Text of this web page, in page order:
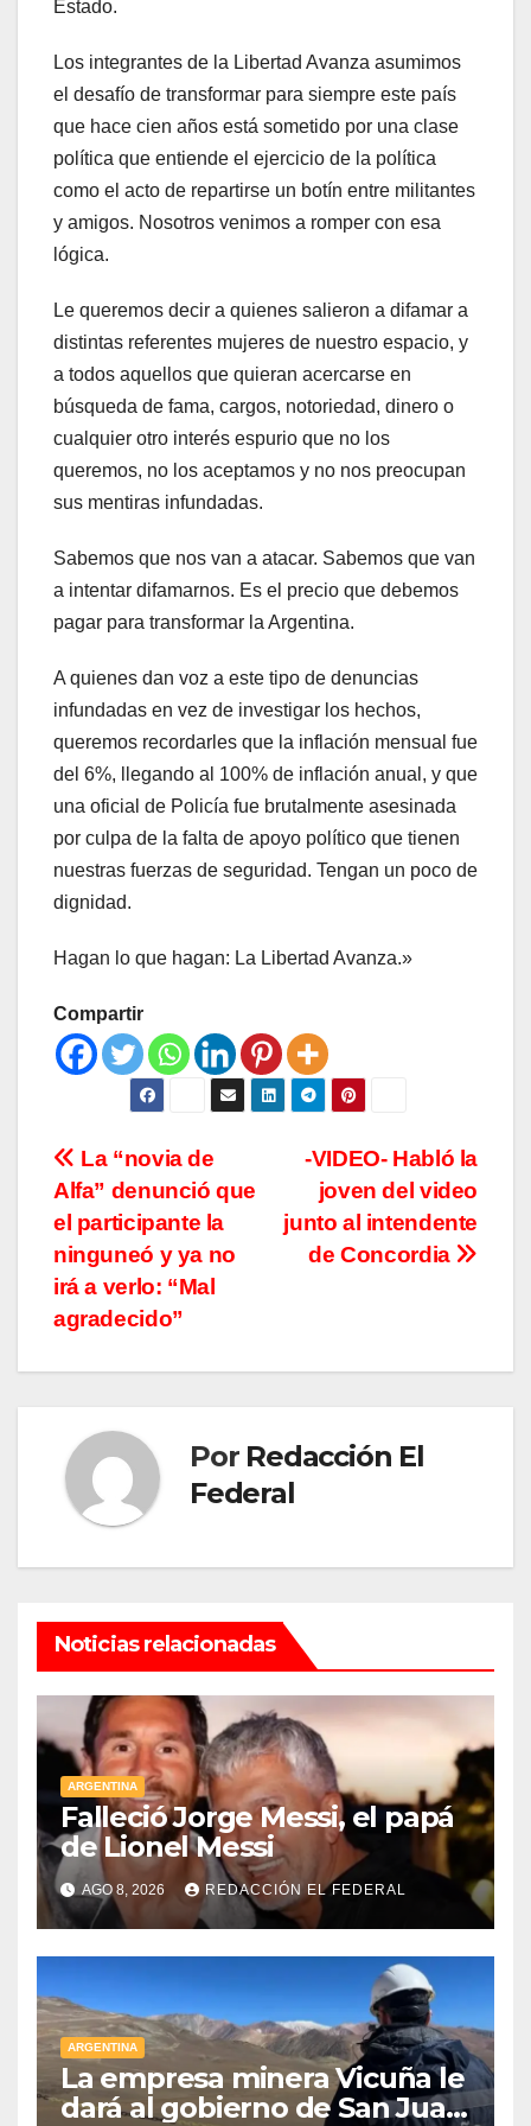
Estado.
Los integrantes de la Libertad Avanza asumimos
el desafío de transformar para siempre este país
que hace cien años está sometido por una clase
política que entiende el ejercicio de la política
como el acto de repartirse un botín entre militantes
y amigos. Nosotros venimos a romper con esa
lógica.
Le queremos decir a quienes salieron a difamar a
distintas referentes mujeres de nuestro espacio, y
a todos aquellos que quieran acercarse en
búsqueda de fama, cargos, notoriedad, dinero o
cualquier otro interés espurio que no los
queremos, no los aceptamos y no nos preocupan
sus mentiras infundadas.
Sabemos que nos van a atacar. Sabemos que van
a intentar difamarnos. Es el precio que debemos
pagar para transformar la Argentina.
A quienes dan voz a este tipo de denuncias
infundadas en vez de investigar los hechos,
queremos recordarles que la inflación mensual fue
del 6%, llegando al 100% de inflación anual, y que
una oficial de Policía fue brutalmente asesinada
por culpa de la falta de apoyo político que tienen
nuestras fuerzas de seguridad. Tengan un poco de
dignidad.
Hagan lo que hagan: La Libertad Avanza.»
Compartir
Navegación
de
entradas
-VIDEO- Habló la
joven del video
junto al intendente
de Concordia
La “novia de
Alfa” denunció que
el participante la
ninguneó y ya no
irá a verlo: “Mal
agradecido”
Por Redacción El
Federal
Noticias relacionadas
ARGENTINA
Falleció Jorge Messi, el papá
de Lionel Messi
AGO 8, 2026 REDACCIÓN EL FEDERAL
ARGENTINA
La empresa minera Vicuña le
dará al gobierno de San Juan